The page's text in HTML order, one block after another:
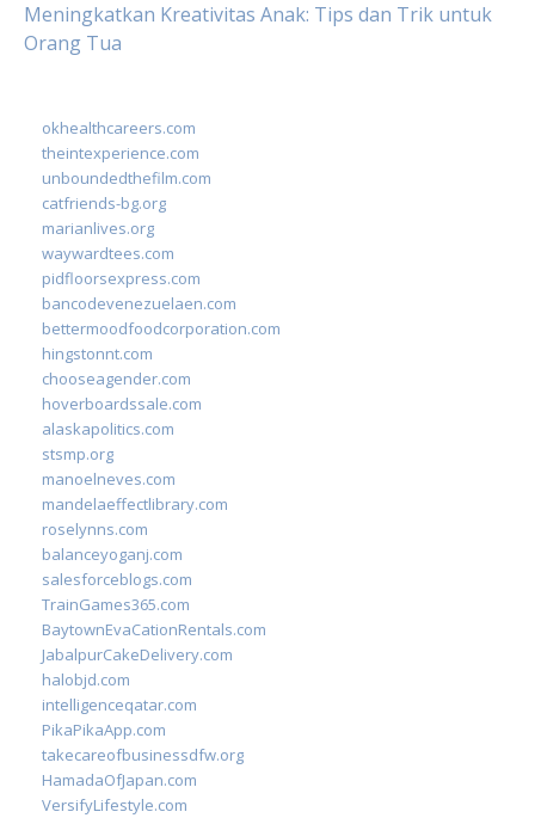
Meningkatkan Kreativitas Anak: Tips dan Trik untuk
Orang Tua
okhealthcareers.com
theintexperience.com
unboundedthefilm.com
catfriends-bg.org
marianlives.org
waywardtees.com
pidfloorsexpress.com
bancodevenezuelaen.com
bettermoodfoodcorporation.com
hingstonnt.com
chooseagender.com
hoverboardssale.com
alaskapolitics.com
stsmp.org
manoelneves.com
mandelaeffectlibrary.com
roselynns.com
balanceyoganj.com
salesforceblogs.com
TrainGames365.com
BaytownEvaCationRentals.com
JabalpurCakeDelivery.com
halobjd.com
intelligenceqatar.com
PikaPikaApp.com
takecareofbusinessdfw.org
HamadaOfJapan.com
VersifyLifestyle.com